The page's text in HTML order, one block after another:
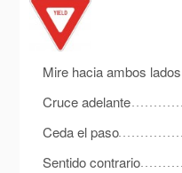
Mire hacia ambos
Cruce adelante
Ceda el paso
Sentido contrario